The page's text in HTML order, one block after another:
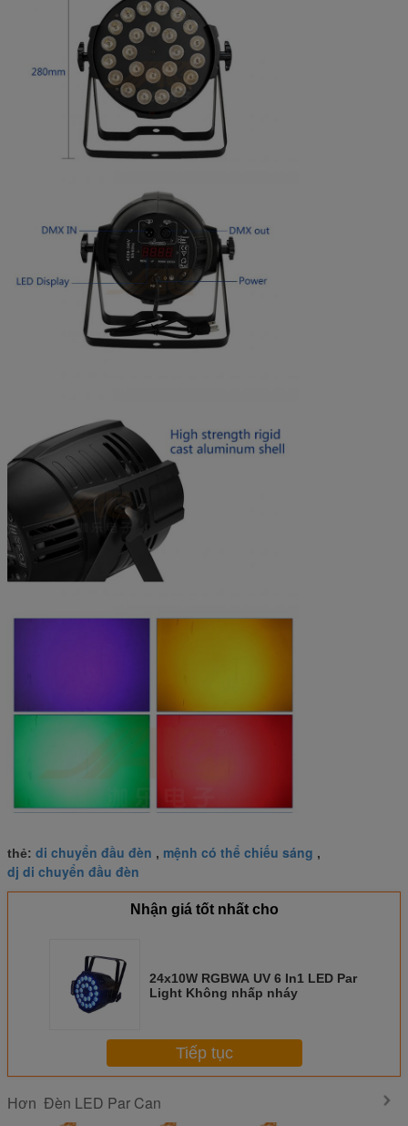
thẻ: di chuyển đầu đèn , mệnh có thể chiếu sáng ,
dj di chuyển đầu đèn
Nhận giá tốt nhất cho
24x10W RGBWA UV 6 In1 LED Par
Light Không nhấp nháy
Tiếp tục
Hơn Đèn LED Par Can